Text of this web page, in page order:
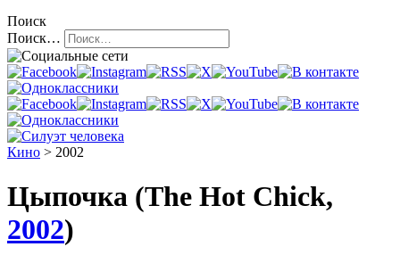
Поиск
Поиск…
Кино > 2002
Цыпочка (The Hot Chick,
2002)